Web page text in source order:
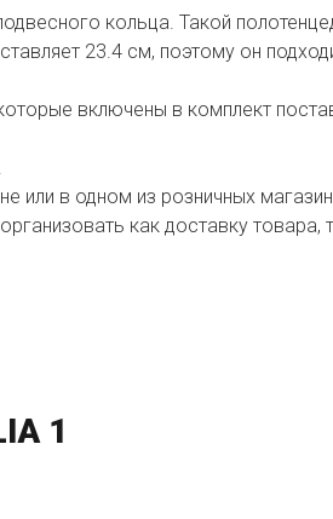
кольца. Такой
23.4 см, поэтому он
включены в комплект
или в одном из розничных
как доставку товара,
1